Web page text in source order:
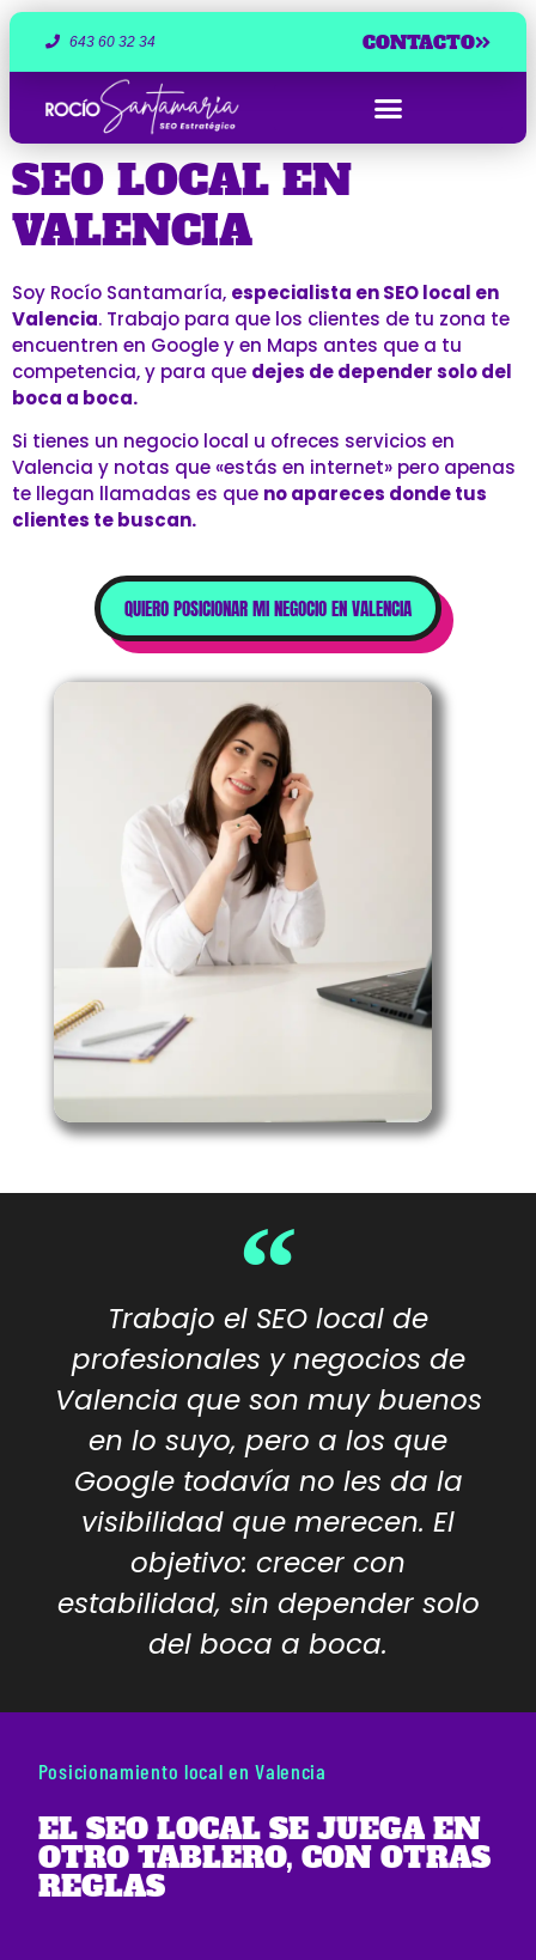
643 60 32 34 CONTACTO
SEO LOCAL EN
VALENCIA
Soy Rocío Santamaría, especialista en SEO local en
Valencia. Trabajo para que los clientes de tu zona te
encuentren en Google y en Maps antes que a tu
competencia, y para que dejes de depender solo del
boca a boca.
Si tienes un negocio local u ofreces servicios en
Valencia y notas que «estás en internet» pero apenas
te llegan llamadas es que no apareces donde tus
clientes te buscan.
QUIERO POSICIONAR MI NEGOCIO EN VALENCIA
Trabajo el SEO local de
profesionales y negocios de
Valencia que son muy buenos
en lo suyo, pero a los que
Google todavía no les da la
visibilidad que merecen. El
objetivo: crecer con
estabilidad, sin depender solo
del boca a boca.
Posicionamiento local en Valencia
EL SEO LOCAL SE JUEGA EN
OTRO TABLERO, CON OTRAS
REGLAS